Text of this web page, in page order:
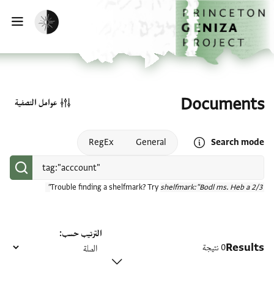
تخطي إلى المحتوى الرئيسي
الصفحة الرئيسية
تفعيل الوضع المظلم
Documents
Search mode
Open search mode help
General
RegEx
Trouble finding a shelfmark? Try shelfmark:"Bodl ms. Heb a 2/3"
عوامل التصفية
Results0 نتيجة
الترتيب حسب